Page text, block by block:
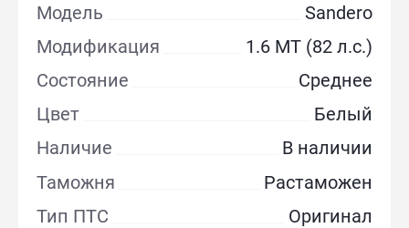
Модель
Sandero
Модификация
1.6 MT (82 л.с.)
Состояние
Среднее
Цвет
Белый
Наличие
В наличии
Таможня
Растаможен
Тип ПТС
Оригинал